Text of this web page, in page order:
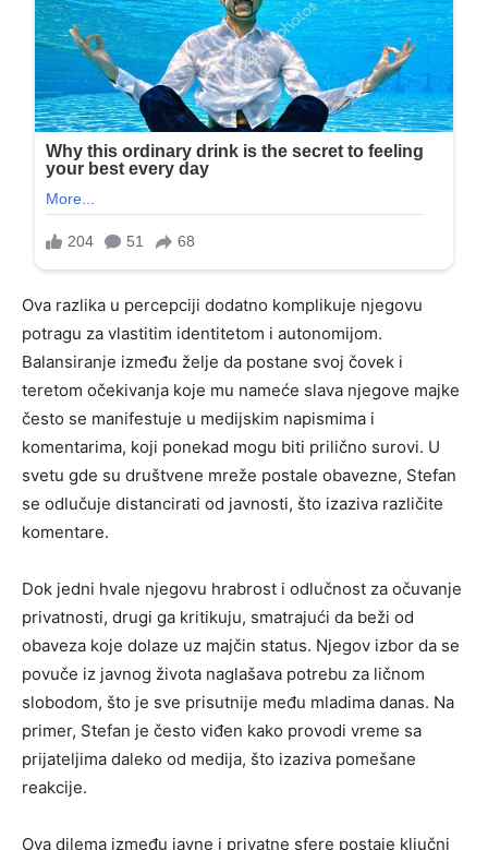
Ova razlika u percepciji dodatno komplikuje njegovu
potragu za vlastitim identitetom i autonomijom.
Balansiranje između želje da postane svoj čovek i
teretom očekivanja koje mu nameće slava njegove majke
često se manifestuje u medijskim napismima i
komentarima, koji ponekad mogu biti prilično surovi. U
svetu gde su društvene mreže postale obavezne, Stefan
se odlučuje distancirati od javnosti, što izaziva različite
komentare.
Dok jedni hvale njegovu hrabrost i odlučnost za očuvanje
privatnosti, drugi ga kritikuju, smatrajući da beži od
obaveza koje dolaze uz majčin status. Njegov izbor da se
povuče iz javnog života naglašava potrebu za ličnom
slobodom, što je sve prisutnije među mladima danas. Na
primer, Stefan je često viđen kako provodi vreme sa
prijateljima daleko od medija, što izaziva pomešane
reakcije.
Ova dilema između javne i privatne sfere postaje ključni